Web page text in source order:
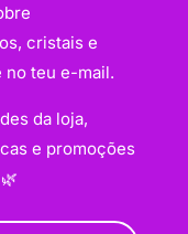
cristais e
teu e-mail.
da loja,
e promoções